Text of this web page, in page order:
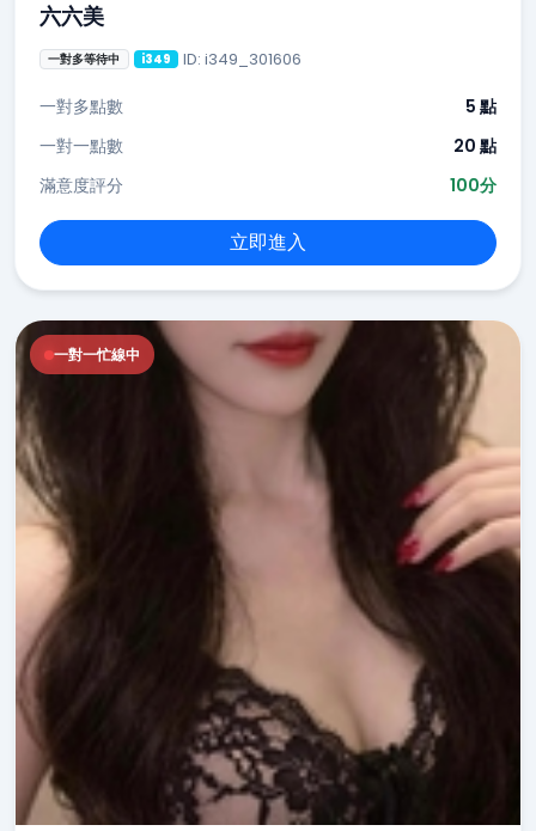
六六美
一對多等待中 i349 ID: i349_301606
一對多點數
5 點
一對一點數
20 點
滿意度評分
100分
立即進入
一對一忙線中